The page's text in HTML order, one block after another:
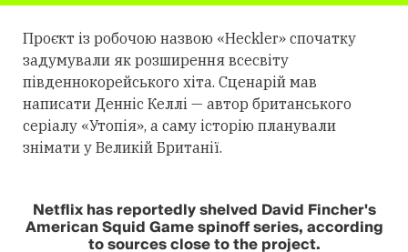
Проєкт із робочою назвою «Heckler» спочатку
задумували як розширення всесвіту
південнокорейського хіта. Сценарій мав
написати Денніс Келлі — автор британського
серіалу «Утопія», а саму історію планували
знімати у Великій Британії.
Netflix has reportedly shelved David Fincher's
American Squid Game spinoff series, according
to sources close to the project.